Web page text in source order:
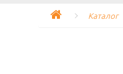
Каталог